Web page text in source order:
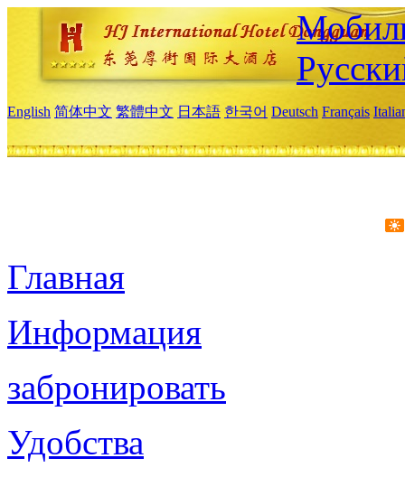
English 简体中文 繁體中文 日本語 한국어 Deutsch Français
Главная
Информация
забронировать
Удобства